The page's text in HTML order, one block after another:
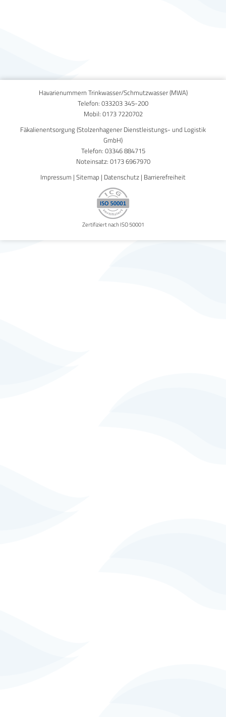
Published on30. September 2020
Havarienummern Trinkwasser/Schmutzwasser (MWA)
Telefon: 033203 345-200
Mobil: 0173 7220702
Fäkalienentsorgung (Stolzenhagener Dienstleistungs- und Logistik
GmbH)
Telefon: 03346 884715
Noteinsatz: 0173 6967970
Impressum | Sitemap | Datenschutz | Barrierefreiheit
Zertifiziert nach ISO 50001